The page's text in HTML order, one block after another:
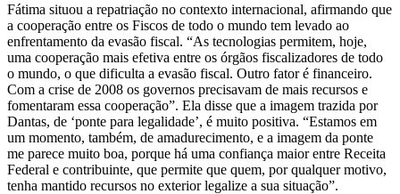
Fátima situou a repatriação no contexto internacional, afirmando que
a cooperação entre os Fiscos de todo o mundo tem levado ao
enfrentamento da evasão fiscal. “As tecnologias permitem, hoje,
uma cooperação mais efetiva entre os órgãos fiscalizadores de todo
o mundo, o que dificulta a evasão fiscal. Outro fator é financeiro.
Com a crise de 2008 os governos precisavam de mais recursos e
fomentaram essa cooperação”. Ela disse que a imagem trazida por
Dantas, de ‘ponte para legalidade’, é muito positiva. “Estamos em
um momento, também, de amadurecimento, e a imagem da ponte
me parece muito boa, porque há uma confiança maior entre Receita
Federal e contribuinte, que permite que quem, por qualquer motivo,
tenha mantido recursos no exterior legalize a sua situação”.